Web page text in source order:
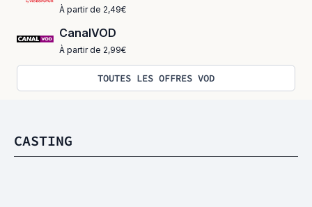
À partir de 2,49€
CanalVOD
À partir de 2,99€
TOUTES LES OFFRES VOD
CASTING